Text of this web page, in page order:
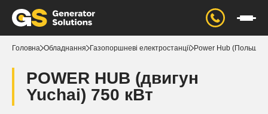
Головна Обладнання Газопоршневі електростанції Power Hub (Польща)
POWER HUB (двигун
Yuchai) 750 кВт